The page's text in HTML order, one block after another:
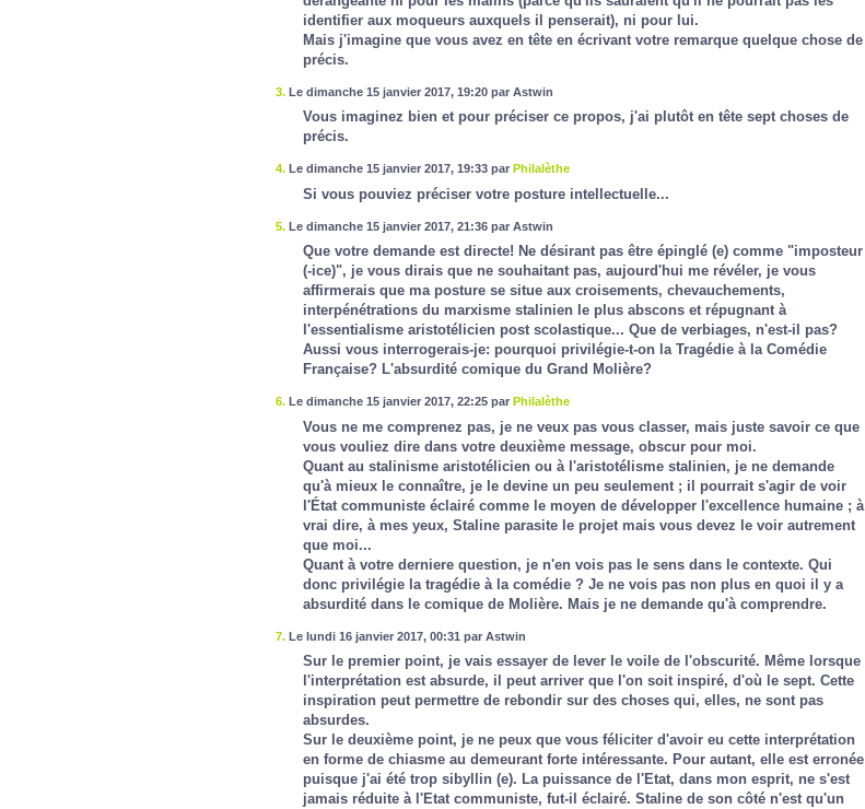
identifier aux moqueurs auxquels il penserait), ni pour lui.
Mais j'imagine que vous avez en tête en écrivant votre remarque quelque chose de
précis.
3. Le dimanche 15 janvier 2017, 19:20 par Astwin
Vous imaginez bien et pour préciser ce propos, j'ai plutôt en tête sept choses de
précis.
4. Le dimanche 15 janvier 2017, 19:33 par Philalèthe
Si vous pouviez préciser votre posture intellectuelle...
5. Le dimanche 15 janvier 2017, 21:36 par Astwin
Que votre demande est directe! Ne désirant pas être épinglé (e) comme "imposteur
(-ice)", je vous dirais que ne souhaitant pas, aujourd'hui me révéler, je vous
affirmerais que ma posture se situe aux croisements, chevauchements,
interpénétrations du marxisme stalinien le plus abscons et répugnant à
l'essentialisme aristotélicien post scolastique... Que de verbiages, n'est-il pas?
Aussi vous interrogerais-je: pourquoi privilégie-t-on la Tragédie à la Comédie
Française? L'absurdité comique du Grand Molière?
6. Le dimanche 15 janvier 2017, 22:25 par Philalèthe
Vous ne me comprenez pas, je ne veux pas vous classer, mais juste savoir ce que
vous vouliez dire dans votre deuxième message, obscur pour moi.
Quant au stalinisme aristotélicien ou à l'aristotélisme stalinien, je ne demande
qu'à mieux le connaître, je le devine un peu seulement ; il pourrait s'agir de voir
l'État communiste éclairé comme le moyen de développer l'excellence humaine ; à
vrai dire, à mes yeux, Staline parasite le projet mais vous devez le voir autrement
que moi...
Quant à votre derniere question, je n'en vois pas le sens dans le contexte. Qui
donc privilégie la tragédie à la comédie ? Je ne vois pas non plus en quoi il y a
absurdité dans le comique de Molière. Mais je ne demande qu'à comprendre.
7. Le lundi 16 janvier 2017, 00:31 par Astwin
Sur le premier point, je vais essayer de lever le voile de l'obscurité. Même lorsque
l'interprétation est absurde, il peut arriver que l'on soit inspiré, d'où le sept. Cette
inspiration peut permettre de rebondir sur des choses qui, elles, ne sont pas
absurdes.
Sur le deuxième point, je ne peux que vous féliciter d'avoir eu cette interprétation
en forme de chiasme au demeurant forte intéressante. Pour autant, elle est erronée
puisque j'ai été trop sibyllin (e). La puissance de l'Etat, dans mon esprit, ne s'est
jamais réduite à l'Etat communiste, fut-il éclairé. Staline de son côté n'est qu'un